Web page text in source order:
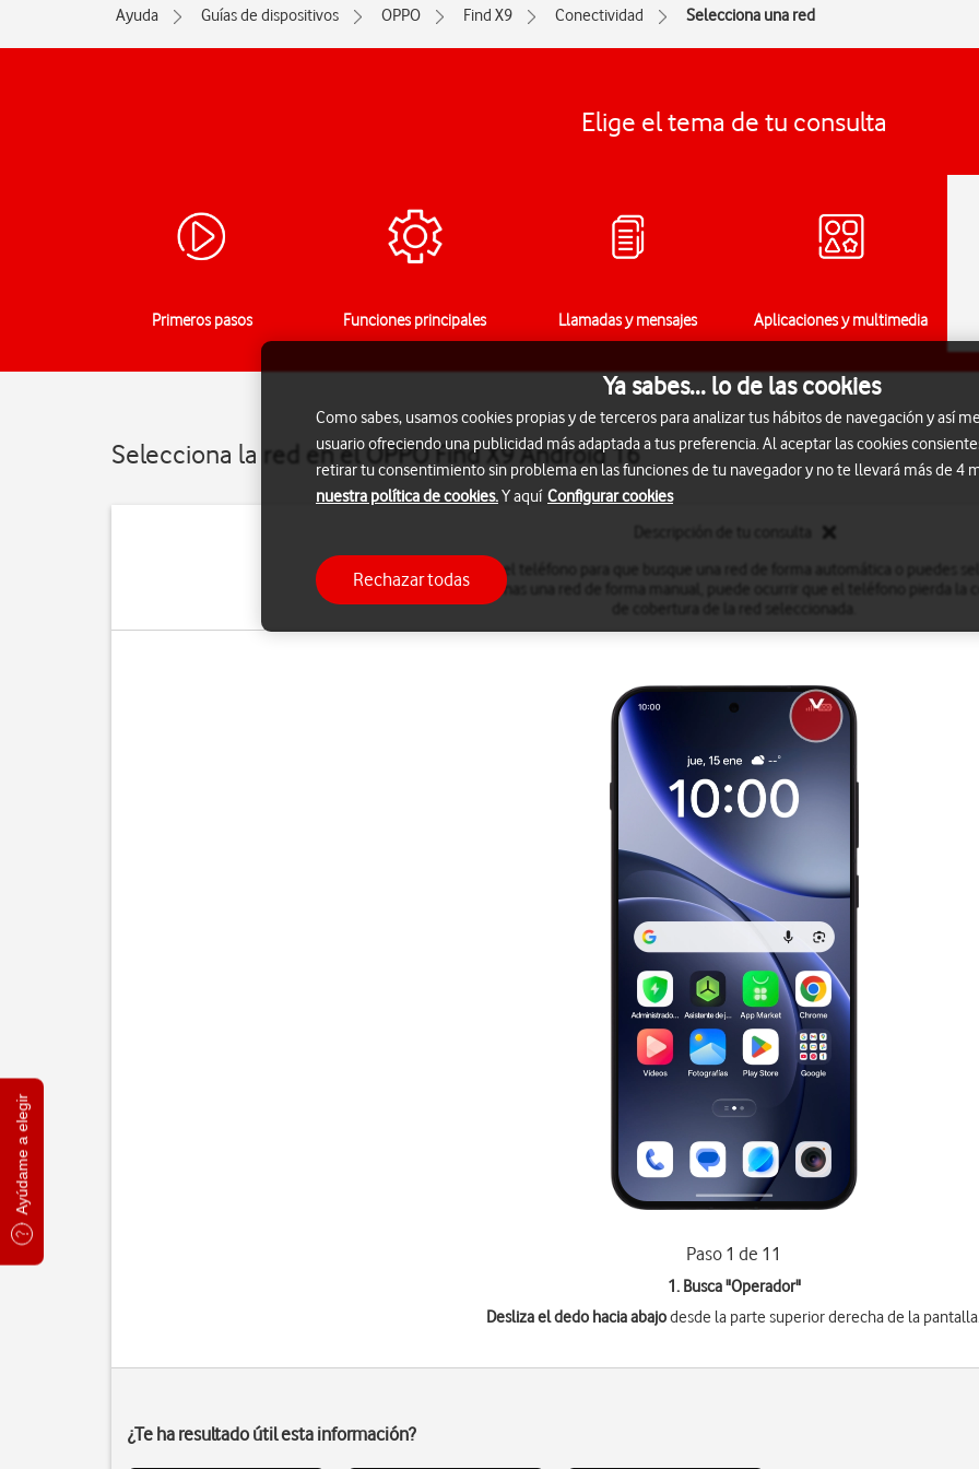
Ayúdame a elegir
Ayuda Guías de dispositivos OPPO Find X9 Conectividad Selecciona una red
Elige el tema de tu consulta
Primeros pasos Funciones principales Llamadas y mensajes Aplicaciones y multimedia
Selecciona la red en el OPPO Find X9 Android 16
Puedes configurar el teléfono para que busque una red de forma automática o puedes
manualmente. Si seleccionas una red de forma manual, puede ocurrir que el teléfono pierda la
Paso 1 de 11
1. Busca "Operador"
Desliza el dedo hacia abajodesde la parte superior derecha de la
¿Te ha resultado útil esta información?
Ya sabes... lo de las cookies
Como sabes, usamos cookies propias y de terceros para analizar tus hábitos de navegación y así
usuario ofreciendo una publicidad más adaptada a tus preferencia. Al aceptar las cookies
retirar tu consentimiento sin problema en las funciones de tu navegador y no te llevará más de 4
nuestra política de cookies.Y aquí Configurar cookies
Rechazar todas